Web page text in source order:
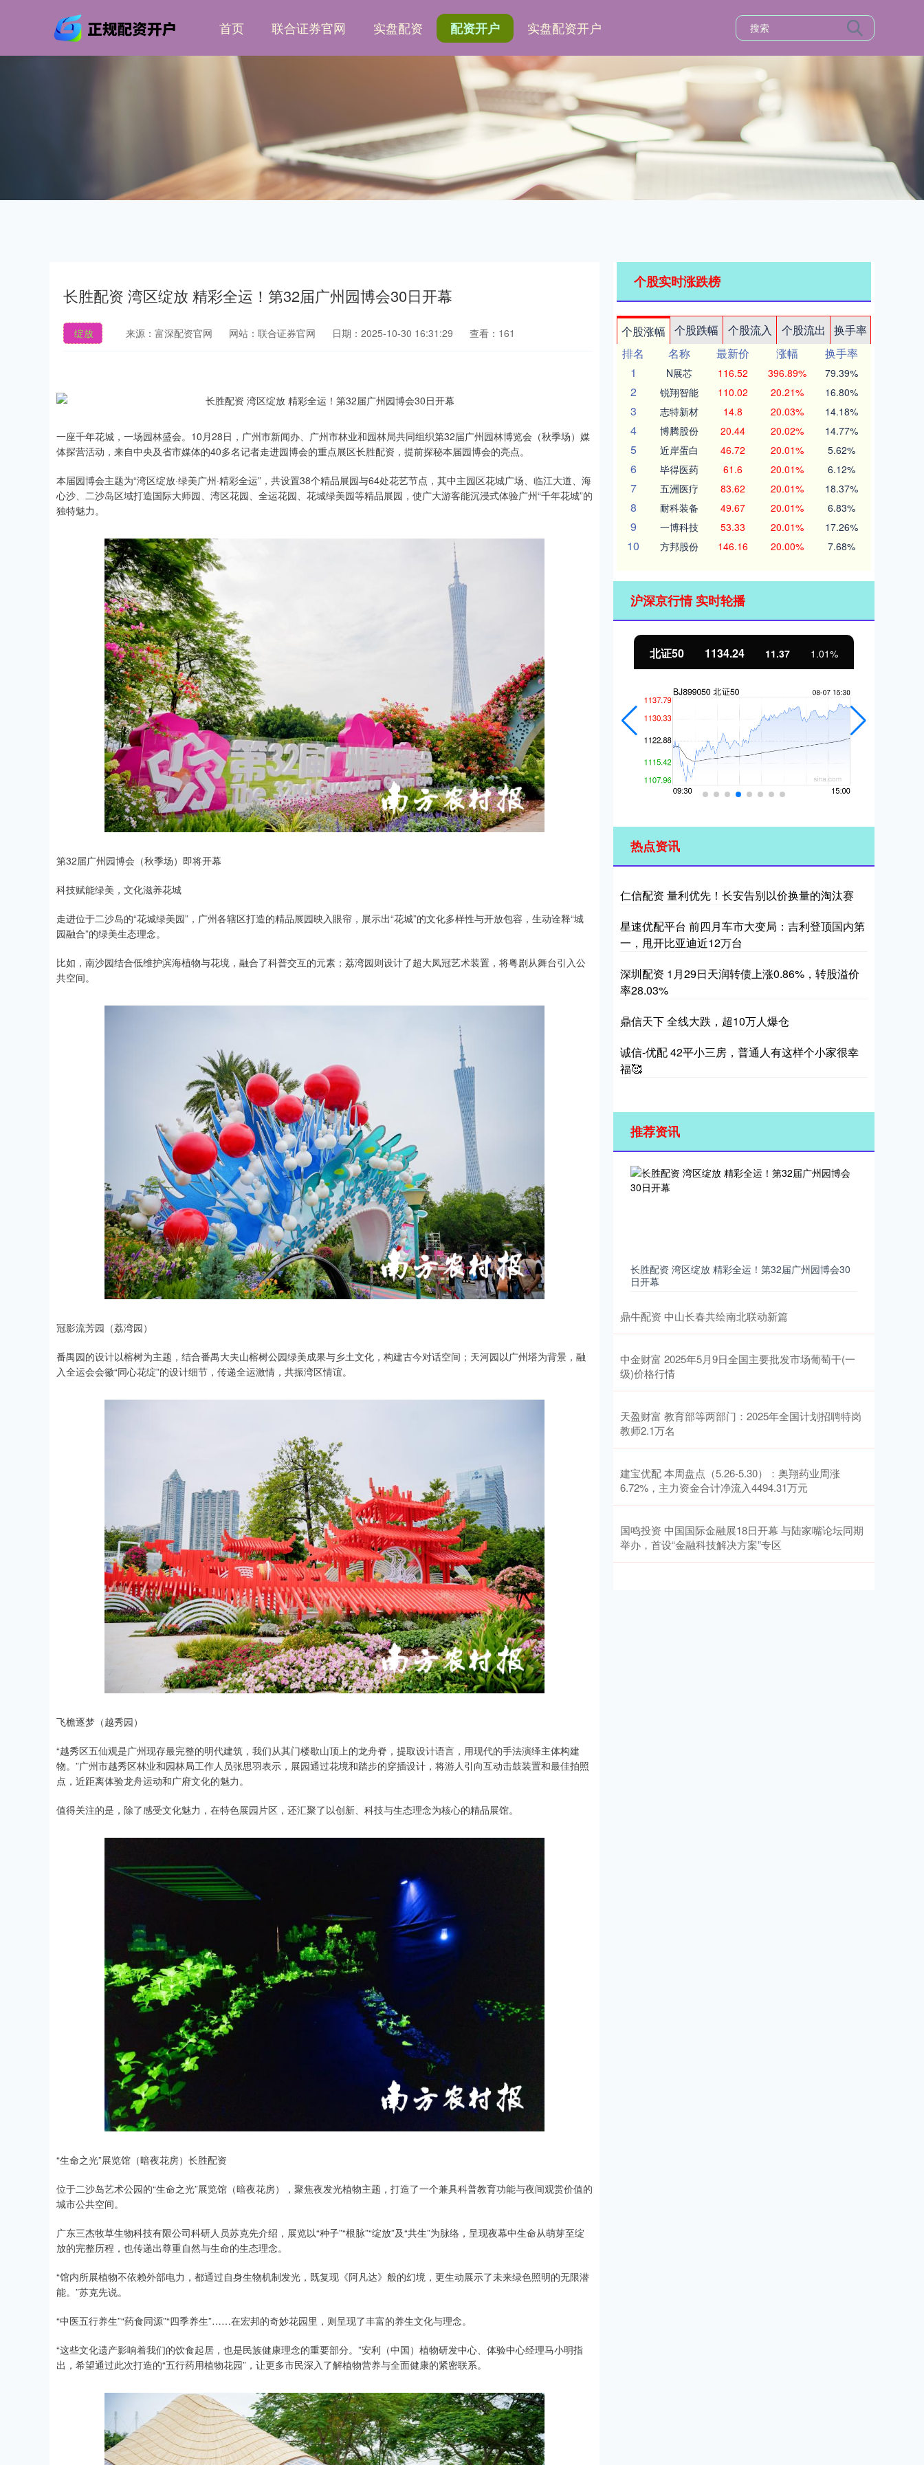
首页 联合证券官网 实盘配资 配资开户 实盘配资开户
长胜配资 湾区绽放 精彩全运！第32届广州园博会30日开幕
绽放 来源：富深配资官网 网站：联合证券官网 日期：2025-10-30 16:31:29 查看：161
一座千年花城，一场园林盛会。10月28日，广州市新闻办、广州市林业和园林局共同组织第32届广州园林博览会（秋季场）媒
体探营活动，来自中央及省市媒体的40多名记者走进园博会的重点展区长胜配资，提前探秘本届园博会的亮点。
本届园博会主题为“湾区绽放·绿美广州·精彩全运”，共设置38个精品展园与64处花艺节点，其中主园区花城广场、临江大道、海
心沙、二沙岛区域打造国际大师园、湾区花园、全运花园、花城绿美园等精品展园，使广大游客能沉浸式体验广州“千年花城”的
独特魅力。
第32届广州园博会（秋季场）即将开幕
科技赋能绿美，文化滋养花城
走进位于二沙岛的“花城绿美园”，广州各辖区打造的精品展园映入眼帘，展示出“花城”的文化多样性与开放包容，生动诠释“城
园融合”的绿美生态理念。
比如，南沙园结合低维护滨海植物与花境，融合了科普交互的元素；荔湾园则设计了超大凤冠艺术装置，将粤剧从舞台引入公
共空间。
冠影流芳园（荔湾园）
番禺园的设计以榕树为主题，结合番禺大夫山榕树公园绿美成果与乡土文化，构建古今对话空间；天河园以广州塔为背景，融
入全运会会徽“同心花绽”的设计细节，传递全运激情，共振湾区情谊。
飞檐逐梦（越秀园）
“越秀区五仙观是广州现存最完整的明代建筑，我们从其门楼歇山顶上的龙舟脊，提取设计语言，用现代的手法演绎主体构建
物。”广州市越秀区林业和园林局工作人员张思羽表示，展园通过花境和踏步的穿插设计，将游人引向互动击鼓装置和最佳拍照
点，近距离体验龙舟运动和广府文化的魅力。
值得关注的是，除了感受文化魅力，在特色展园片区，还汇聚了以创新、科技与生态理念为核心的精品展馆。
“生命之光”展览馆（暗夜花房）长胜配资
位于二沙岛艺术公园的“生命之光”展览馆（暗夜花房），聚焦夜发光植物主题，打造了一个兼具科普教育功能与夜间观赏价值的
城市公共空间。
广东三杰牧草生物科技有限公司科研人员苏克先介绍，展览以“种子”“根脉”“绽放”及“共生”为脉络，呈现夜幕中生命从萌芽至绽
放的完整历程，也传递出尊重自然与生命的生态理念。
“馆内所展植物不依赖外部电力，都通过自身生物机制发光，既复现《阿凡达》般的幻境，更生动展示了未来绿色照明的无限潜
能。”苏克先说。
“中医五行养生”“药食同源”“四季养生”……在宏邦的奇妙花园里，则呈现了丰富的养生文化与理念。
“这些文化遗产影响着我们的饮食起居，也是民族健康理念的重要部分。”安利（中国）植物研发中心、体验中心经理马小明指
出，希望通过此次打造的“五行药用植物花园”，让更多市民深入了解植物营养与全面健康的紧密联系。
个股实时涨跌榜
个股涨幅 个股跌幅 个股流入 个股流出
换手率
排名
名称 最新价 涨幅
换手率
1
N展芯 116.52 396.89% 79.39%
2 锐翔智能 110.02 20.21% 16.80%
3 志特新材 14.8 20.03% 14.18%
4 博腾股份 20.44 20.02% 14.77%
5 近岸蛋白 46.72 20.01% 5.62%
6 毕得医药 61.6 20.01% 6.12%
7 五洲医疗 83.62 20.01% 18.37%
8 耐科装备 49.67 20.01% 6.83%
9 一博科技 53.33 20.01% 17.26%
10 方邦股份 146.16 20.00% 7.68%
沪深京行情 实时轮播
深证成指 14311.01 200.89 4694.44 北证50 1134.24 11.37 1.01%
热点资讯
仁信配资 量利优先！长安告别以价换量的淘汰赛
星速优配平台 前四月车市大变局：吉利登顶国内第
一，甩开比亚迪近12万台
深圳配资 1月29日天润转债上涨0.86%，转股溢价
率28.03%
鼎信天下 全线大跌，超10万人爆仓
诚信-优配 42平小三房，普通人有这样个小家很幸
福🥰
推荐资讯
长胜配资 湾区绽放 精彩全运！第32届广州园博会30
日开幕
鼎牛配资 中山长春共绘南北联动新篇
中金财富 2025年5月9日全国主要批发市场葡萄干(一
级)价格行情
天盈财富 教育部等两部门：2025年全国计划招聘特岗
教师2.1万名
建宝优配 本周盘点（5.26-5.30）：奥翔药业周涨
6.72%，主力资金合计净流入4494.31万元
国鸣投资 中国国际金融展18日开幕 与陆家嘴论坛同期
举办，首设“金融科技解决方案”专区